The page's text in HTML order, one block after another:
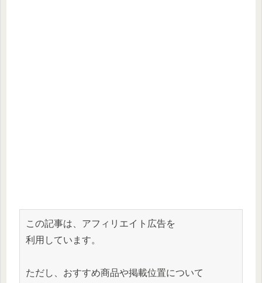
この記事は、アフィリエイト広告を
利用しています。
ただし、おすすめ商品や掲載位置について